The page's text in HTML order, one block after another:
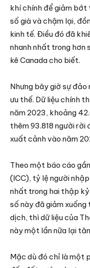
khí chính để giảm bớt
số già và chậm lại,
kinh tế. Điều đó đã
nhanh nhất trong hơn
kê Canada cho biết.
Nhưng bây giờ sự đảo
ưu thế. Dữ liệu chính
năm 2023, khoảng
thêm 93.818 người rời
xuất cảnh vào năm
Theo một báo cáo
(ICC), tỷ lệ người
nhất trong hai thập kỷ
số này đã giảm
dịch, thì dữ liệu của
này một lần nữa lại
Mặc dù đó chỉ là một